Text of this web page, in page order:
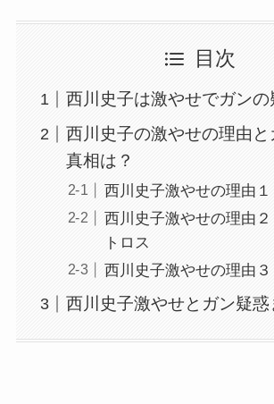
目次
西川史子は激やせでガンの
西川史子の激やせの理由
真相は？
西川史子激やせの理由
西川史子激やせの理由
トロス
西川史子激やせの理由
西川史子激やせとガン疑惑